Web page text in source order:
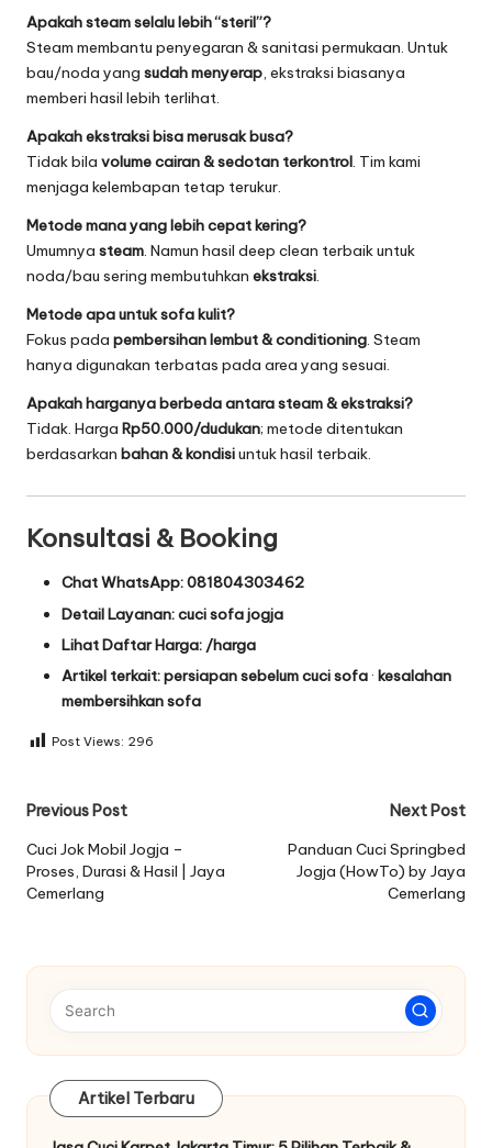
Apakah steam selalu lebih “steril”?
Steam membantu penyegaran & sanitasi permukaan. Untuk
bau/noda yang sudah menyerap, ekstraksi biasanya
memberi hasil lebih terlihat.
Apakah ekstraksi bisa merusak busa?
Tidak bila volume cairan & sedotan terkontrol. Tim kami
menjaga kelembapan tetap terukur.
Metode mana yang lebih cepat kering?
Umumnya steam. Namun hasil deep clean terbaik untuk
noda/bau sering membutuhkan ekstraksi.
Metode apa untuk sofa kulit?
Fokus pada pembersihan lembut & conditioning. Steam
hanya digunakan terbatas pada area yang sesuai.
Apakah harganya berbeda antara steam & ekstraksi?
Tidak. Harga Rp50.000/dudukan; metode ditentukan
berdasarkan bahan & kondisiuntuk hasil terbaik.
Konsultasi & Booking
Chat WhatsApp:081804303462
Detail Layanan:cuci sofa jogja
Lihat Daftar Harga: /harga
Artikel terkait:persiapan sebelum cuci sofa· kesalahan
membersihkan sofa
Post Views: 296
Post
navigation
Previous Post
Cuci Jok Mobil Jogja –
Proses, Durasi & Hasil | Jaya
Cemerlang
Next Post
Panduan Cuci Springbed
Jogja (HowTo) by Jaya
Cemerlang
Artikel Terbaru